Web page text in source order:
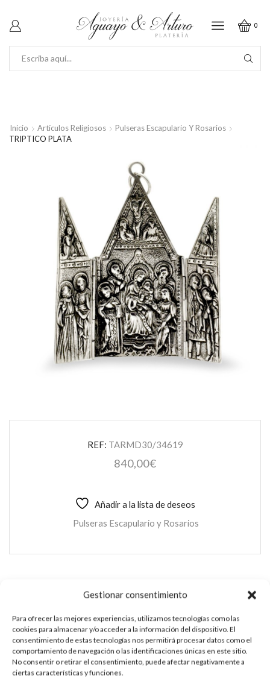
Gestionar consentimiento
Para ofrecer las mejores experiencias, utilizamos tecnologías como las
cookies para almacenar y/o acceder a la información del dispositivo. El
consentimiento de estas tecnologías nos permitirá procesar datos como el
comportamiento de navegación o las identificaciones únicas en este sitio.
No consentir o retirar el consentimiento, puede afectar negativamente a
ciertas características y funciones.
0
Inicio Artículos Religiosos
Pulseras Escapulario Y Rosarios
TRIPTICO PLATA
REF: TARMD30/34619
840,00€
Añadir a la lista de deseos
Pulseras Escapulario y Rosarios
TRIPTICO PLATA
Esta es una pieza única al ser realizada de manera artesanal en
nuestros talleres de Madrid, España. Es por ello por lo que sus
características y precio pueden variar de una pieza a otra.
Para cualquier consulta contacte con nosotros.